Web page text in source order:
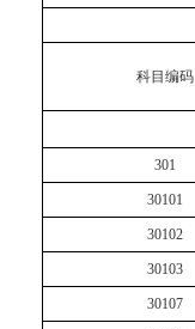
科目编码
301
30101
30102
30103
30107